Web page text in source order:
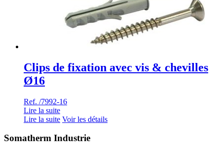
Clips de fixation avec vis & chevilles
Ø16
Ref. /7992-16
Lire la suite
Lire la suite Voir les détails
Somatherm Industrie